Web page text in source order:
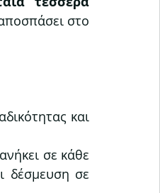
στο
και
σε κάθε
δέσμευση σε